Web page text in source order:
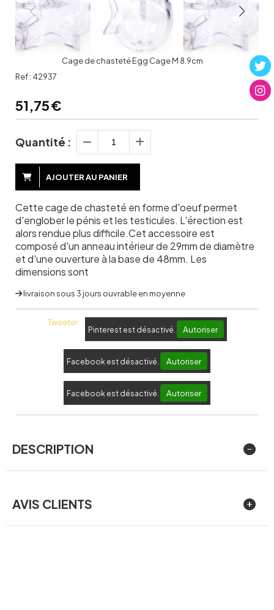
Cage de chasteté Egg Cage M 8.9cm
Ref : 42937
51,75€
Quantité :
AJOUTER AU PANIER
Cette cage de chasteté en forme d'oeuf permet
d'englober le pénis et les testicules. L'érection est
alors rendue plus difficile.Cet accessoire est
composé d'un anneau intérieur de 29mm de diamètre
et d'une ouverture à la base de 48mm. Les
dimensions sont
livraison sous 3 jours ouvrable en moyenne
Tweeter
Pinterest est désactivé. Autoriser
Facebook est désactivé. Autoriser
Facebook est désactivé. Autoriser
DESCRIPTION
AVIS CLIENTS